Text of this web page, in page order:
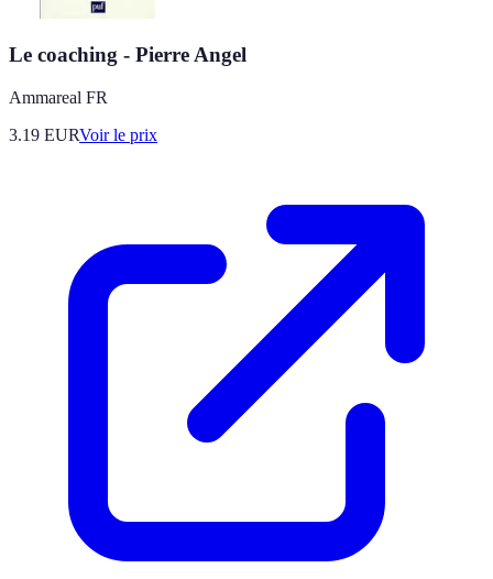
Le coaching - Pierre Angel
Ammareal FR
3.19 EURVoir le prix